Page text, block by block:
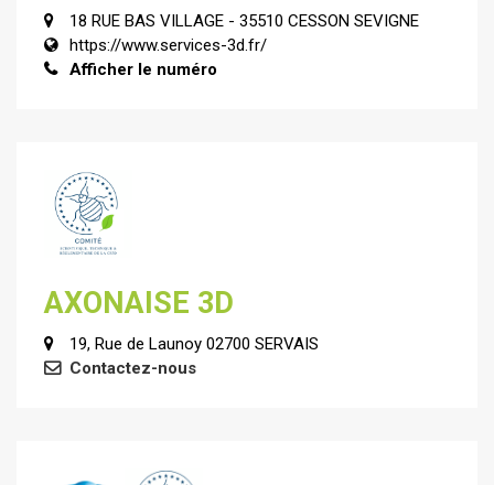
18 RUE BAS VILLAGE - 35510 CESSON SEVIGNE
https://www.services-3d.fr/
Afficher le numéro
AXONAISE 3D
19, Rue de Launoy 02700 SERVAIS
Contactez-nous